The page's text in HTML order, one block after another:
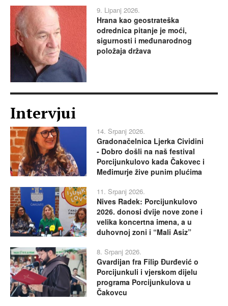
9. Lipanj 2026.
Hrana kao geostrateška
odrednica pitanje je moći,
sigurnosti i međunarodnog
položaja država
Intervjui
14. Srpanj 2026.
Gradonačelnica Ljerka Cividini
- Dobro došli na naš festival
Porcijunkulovo kada Čakovec i
Međimurje žive punim plućima
11. Srpanj 2026.
Nives Radek: Porcijunkulovo
2026. donosi dvije nove zone i
velika koncertna imena, a u
duhovnoj zoni i “Mali Asiz”
8. Srpanj 2026.
Gvardijan fra Filip Đurđević o
Porcijunkuli i vjerskom dijelu
programa Porcijunkulova u
Čakovcu